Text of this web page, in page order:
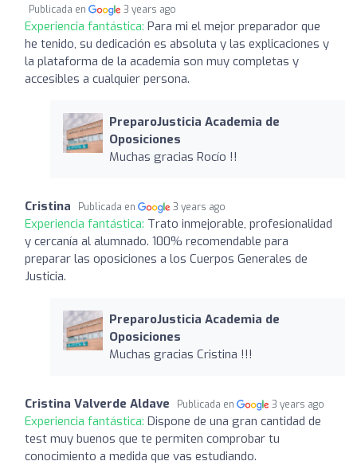
Publicada en 3 years ago
Experiencia fantástica: Para mi el mejor preparador que
he tenido, su dedicación es absoluta y las explicaciones y
la plataforma de la academia son muy completas y
accesibles a cualquier persona.
PreparoJusticia Academia de
Oposiciones
Muchas gracias Rocío !!
Cristina Publicada en 3 years ago
Experiencia fantástica: Trato inmejorable, profesionalidad
y cercanía al alumnado. 100% recomendable para
preparar las oposiciones a los Cuerpos Generales de
Justicia.
PreparoJusticia Academia de
Oposiciones
Muchas gracias Cristina !!!
Cristina Valverde Aldave Publicada en 3 years ago
Experiencia fantástica: Dispone de una gran cantidad de
test muy buenos que te permiten comprobar tu
conocimiento a medida que vas estudiando.